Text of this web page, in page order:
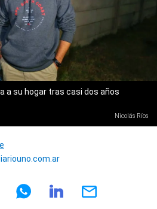
a su hogar tras casi dos años
Nicolás Ríos